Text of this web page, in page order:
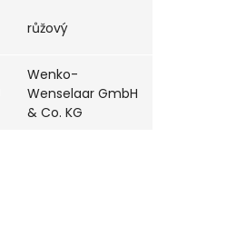
růžový
Wenko-
Wenselaar GmbH
& Co. KG